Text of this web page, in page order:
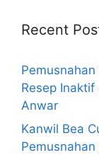
Recent
Resep Inaktif
Anwar
Kanwil Bea